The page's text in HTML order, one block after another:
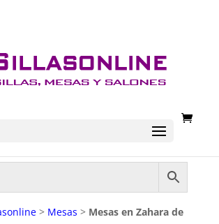
> Mesas > Mesas en Zahara de